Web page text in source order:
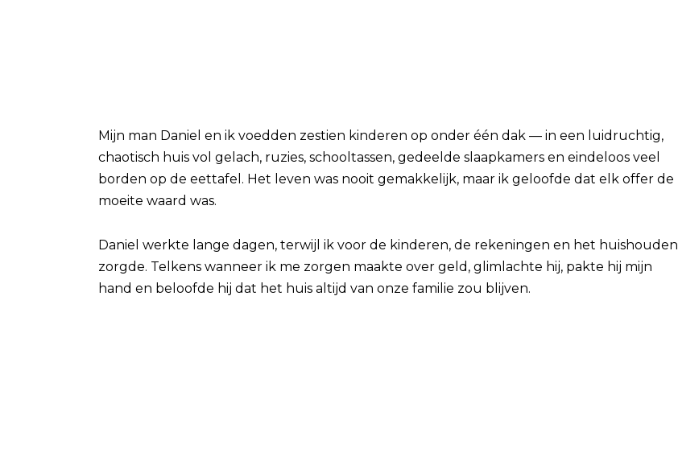
Mijn man Daniel en ik voedden zestien kinderen op onder één dak — in een luidruchtig,
chaotisch huis vol gelach, ruzies, schooltassen, gedeelde slaapkamers en eindeloos veel
borden op de eettafel. Het leven was nooit gemakkelijk, maar ik geloofde dat elk offer de
moeite waard was.
Daniel werkte lange dagen, terwijl ik voor de kinderen, de rekeningen en het huishouden
zorgde. Telkens wanneer ik me zorgen maakte over geld, glimlachte hij, pakte hij mijn
hand en beloofde hij dat het huis altijd van onze familie zou blijven.